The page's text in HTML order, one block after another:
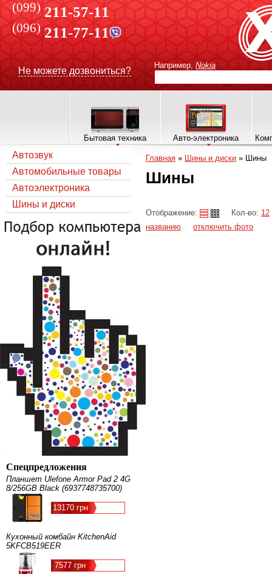
(099) 211-57-11
(096)211-77-11
Не можете дозвониться?
Например, Nokia
Бытовая техника Авто-электроника
Автозвук
Автомобильные товары
Автоэлектроника
Шины и диски
Спецпредложения
Планшет Ulefone Armor Pad 2 4G
8/256GB Black (6937748735700)
13170 грн
Кухонный комбайн KitchenAid
5KFCB519EER
7577 грн
Главная » Шины и диски » Шины
Шины
Отображение: Кол-во: 12
названию
отключить фото